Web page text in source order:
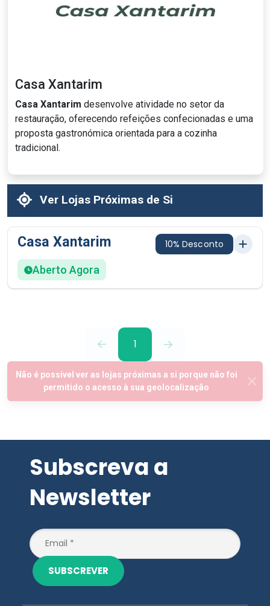
Casa Xantarim
Casa Xantarim desenvolve atividade no setor da
restauração, oferecendo refeições confecionadas e uma
proposta gastronómica orientada para a cozinha
tradicional.
Ver Lojas Próximas de Si
Casa Xantarim 10% Desconto
Aberto Agora
1
Newsletter